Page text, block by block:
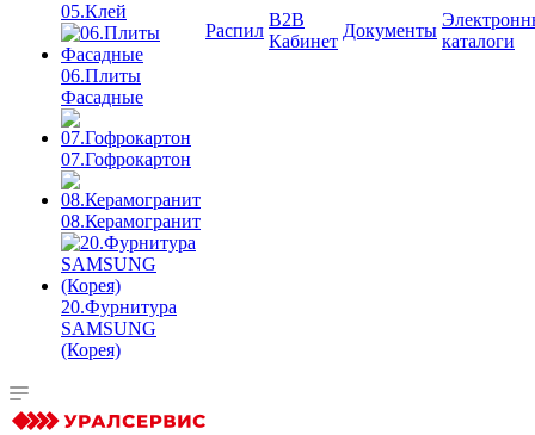
05.Клей
06.Плиты
Фасадные
07.Гофрокартон
08.Керамогранит
20.Фурнитура
SAMSUNG
(Корея)
Распил
B2B
Кабинет
Документы
каталоги